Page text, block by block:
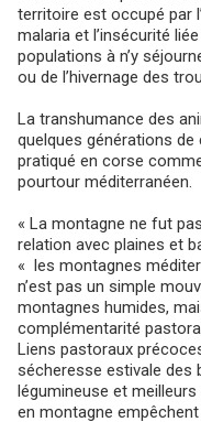
territoire est occupé par
malaria et l’insécurité
populations à n’y
ou de l’hivernage des
La transhumance des
quelques générations
pratiqué en corse
pourtour méditerranéen.
« La montagne ne fut
relation avec plaines et
« les montagnes
n’est pas un simple
montagnes humides,
complémentarité
Liens pastoraux
sécheresse estivale des
légumineuse et
en montagne